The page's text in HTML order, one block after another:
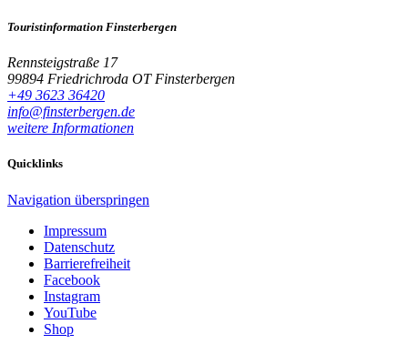
Touristinformation Finsterbergen
Rennsteigstraße 17
99894 Friedrichroda OT Finsterbergen
+49 3623 36420
info@finsterbergen.de
weitere Informationen
Quicklinks
Navigation überspringen
Impressum
Datenschutz
Barrierefreiheit
Facebook
Instagram
YouTube
Shop